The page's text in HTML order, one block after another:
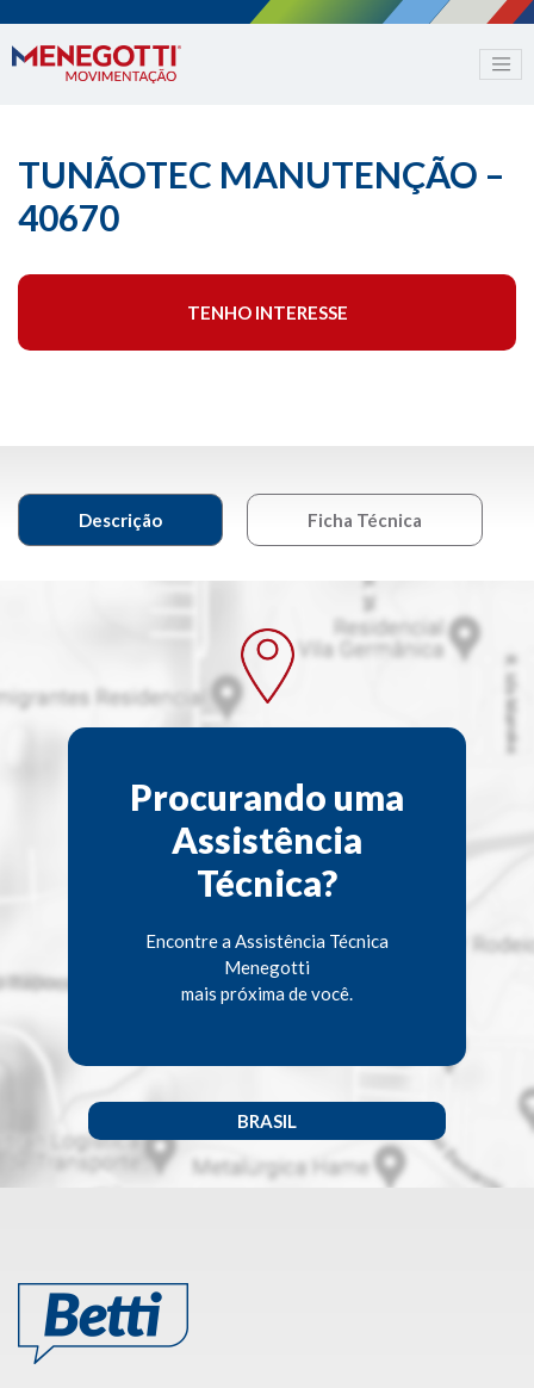
TUNÃOTEC MANUTENÇÃO –
40670
TENHO INTERESSE
Descrição Ficha Técnica
Procurando uma
Assistência
Técnica?
Encontre a Assistência Técnica
Menegotti
mais próxima de você.
BRASIL